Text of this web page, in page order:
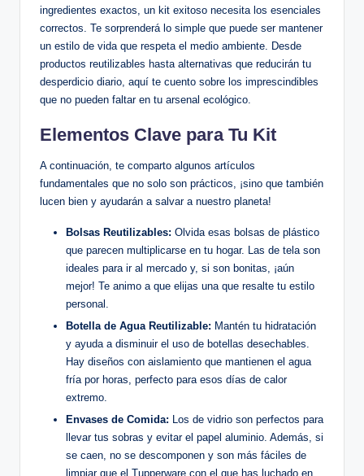
ingredientes exactos, un kit exitoso necesita los esenciales
correctos. Te sorprenderá lo simple que puede ser mantener
un estilo de vida que respeta el medio ambiente. Desde
productos reutilizables hasta alternativas que reducirán tu
desperdicio diario, aquí te cuento sobre los imprescindibles
que no pueden faltar en tu arsenal ecológico.
Elementos Clave para Tu Kit
A continuación, te comparto algunos artículos
fundamentales que no solo son prácticos, ¡sino que también
lucen bien y ayudarán a salvar a nuestro planeta!
Bolsas Reutilizables: Olvida esas bolsas de plástico
que parecen multiplicarse en tu hogar. Las de tela son
ideales para ir al mercado y, si son bonitas, ¡aún
mejor! Te animo a que elijas una que resalte tu estilo
personal.
Botella de Agua Reutilizable: Mantén tu hidratación
y ayuda a disminuir el uso de botellas desechables.
Hay diseños con aislamiento que mantienen el agua
fría por horas, perfecto para esos días de calor
extremo.
Envases de Comida: Los de vidrio son perfectos para
llevar tus sobras y evitar el papel aluminio. Además, si
se caen, no se descomponen y son más fáciles de
limpiar que el Tupperware con el que has luchado en